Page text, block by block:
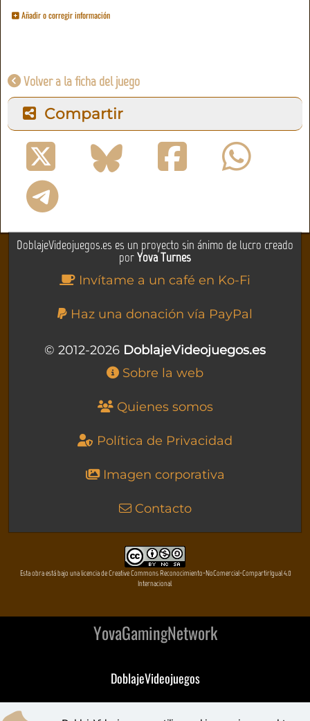
Añadir o corregir información
Volver a la ficha del juego
Compartir
DoblajeVideojuegos.es es un proyecto sin ánimo de lucro creado
porYova Turnes
Invítame a un café en Ko-Fi
Haz una donación vía PayPal
© 2012-2026 DoblajeVideojuegos.es
Sobre la web
Quienes somos
Política de Privacidad
Imagen corporativa
Contacto
Esta obra está bajo una licencia de Creative Commons Reconocimiento-NoComercial-CompartirIgual 4.0
Internacional
YovaGamingNetwork
DoblajeVideojuegos
DeVuego